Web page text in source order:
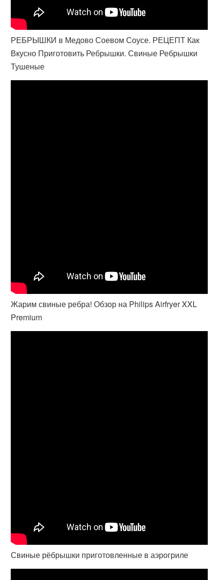
РЕБРЫШКИ в Медово Соевом Соусе. РЕЦЕПТ Как
Вкусно Приготовить Ребрышки. Свиные Ребрышки
Тушеные
Жарим свиные ребра! Обзор на Philips Airfryer XXL
Premium
Свиные рёбрышки приготовленные в аэрогриле